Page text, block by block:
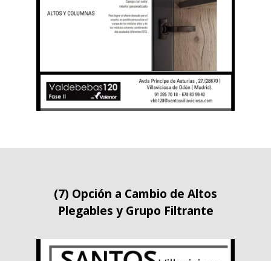
(7) Opción a Cambio de Altos
Plegables y Grupo Filtrante